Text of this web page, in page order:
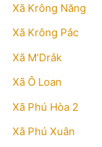
Xã Krông Năng
Xã Krông Pắc
Xã M’Drắk
Xã Ô Loan
Xã Phú Hòa 2
Xã Phú Xuân